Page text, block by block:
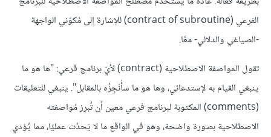
الفرعي (contract of subroutine) للإشارة إلى مُكوّني الواجهة
-الصياغي والدلالي- معًا.
تقول المواصفة الاصطلاحية (contract) لأيّ برنامج فرعي: "ها هو ما
ينبغي القيام به لإستدعائي، وها هو ما سأُنْجِزُه بالمقابل". ينبغي للتعليقات
(comments) المكتوبة لبرنامج فرعي معين أن تُبرز مُواصفته
الاصطلاحية بصورة واضحة، وهو في الواقع ما لا يَحدُث عمليًا، مما يُؤدي